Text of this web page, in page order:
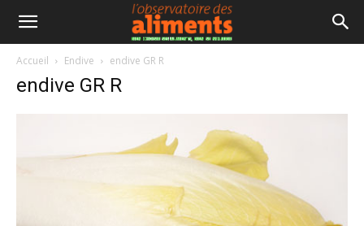
Accueil Endive endive GR R
endive GR R